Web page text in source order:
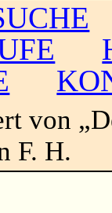
von
F. H.